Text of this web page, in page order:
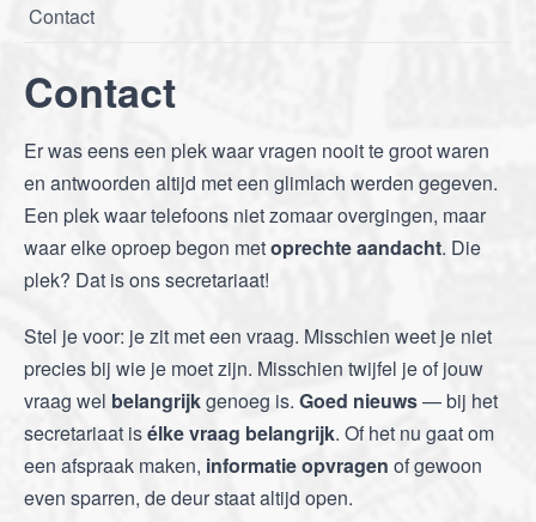
Contact
Contact
Er was eens een plek waar vragen nooit te groot waren
en antwoorden altijd met een glimlach werden gegeven.
Een plek waar telefoons niet zomaar overgingen, maar
waar elke oproep begon metoprechte aandacht. Die
plek? Dat is ons secretariaat!
Stel je voor: je zit met een vraag. Misschien weet je niet
precies bij wie je moet zijn. Misschien twijfel je of jouw
vraag wel belangrijkgenoeg is. Goed nieuws— bij het
secretariaat isélke vraag belangrijk. Of het nu gaat om
een afspraak maken, informatie opvragen of gewoon
even sparren, de deur staat altijd open.